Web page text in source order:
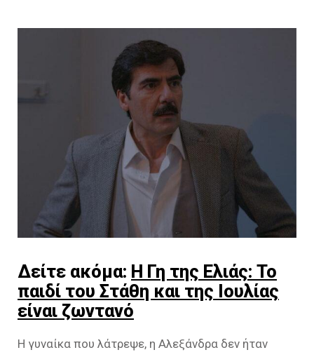
Δείτε ακόμα: Η Γη της Ελιάς: Το
παιδί του Στάθη και της Ιουλίας
είναι ζωντανό
Η γυναίκα που λάτρεψε, η Αλεξάνδρα δεν ήταν